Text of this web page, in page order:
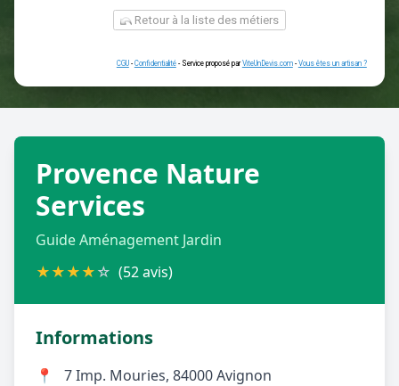
ou
Retour à la liste des métiers
Confidentialité
Provence Nature
Services
Guide Aménagement Jardin
★★★★☆ (52 avis)
Informations
📍
7 Imp. Mouries, 84000 Avignon